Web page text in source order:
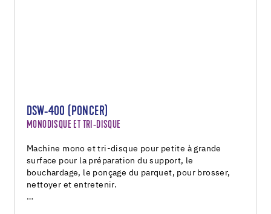
DSW-400 (PONCER)
MONODISQUE ET TRI-DISQUE
Machine mono et tri-disque pour petite à grande
surface pour la préparation du support, le
bouchardage, le ponçage du parquet, pour brosser,
nettoyer et entretenir.
…